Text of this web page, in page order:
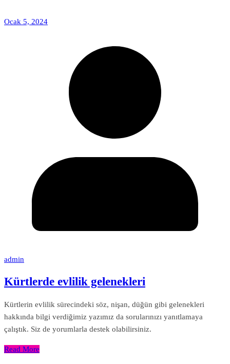
Ocak 5, 2024
admin
Kürtlerde evlilik gelenekleri
Kürtlerin evlilik sürecindeki söz, nişan, düğün gibi gelenekleri
hakkında bilgi verdiğimiz yazımız da sorularınızı yanıtlamaya
çalıştık. Siz de yorumlarla destek olabilirsiniz.
Read More